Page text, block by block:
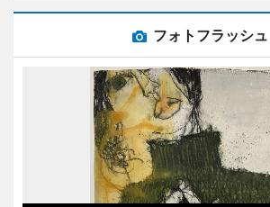
フォトフラッシュ